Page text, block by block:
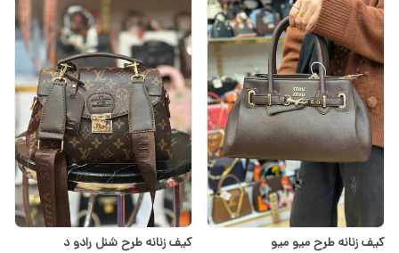
کیف زنانه طرح میو میو کیف زنانه طرح شنل رادو د